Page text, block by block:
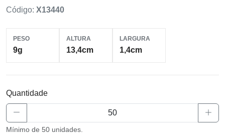
Código: X13440
PESO
9g
ALTURA
13,4cm
LARGURA
1,4cm
Quantidade
Mínimo de 50 unidades.